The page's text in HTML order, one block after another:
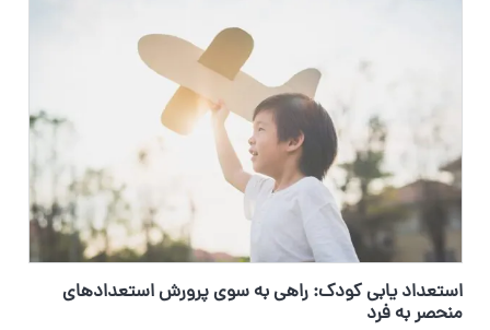
استعداد یابی کودک: راهی به سوی پرورش استعدادهای
منحصر به فرد